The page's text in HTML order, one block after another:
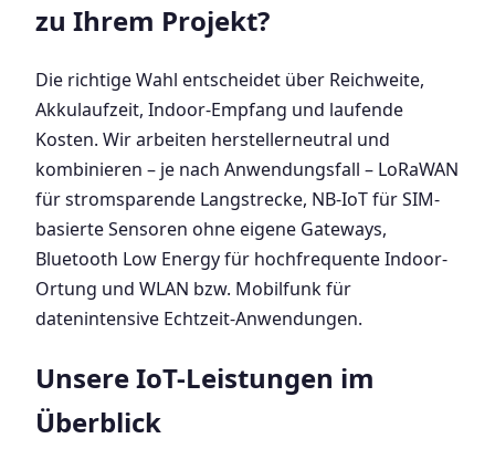
zu Ihrem Projekt?
Die richtige Wahl entscheidet über Reichweite,
Akkulaufzeit, Indoor-Empfang und laufende
Kosten. Wir arbeiten herstellerneutral und
kombinieren – je nach Anwendungsfall – LoRaWAN
für stromsparende Langstrecke, NB-IoT für SIM-
basierte Sensoren ohne eigene Gateways,
Bluetooth Low Energy für hochfrequente Indoor-
Ortung und WLAN bzw. Mobilfunk für
datenintensive Echtzeit-Anwendungen.
Unsere IoT-Leistungen im
Überblick